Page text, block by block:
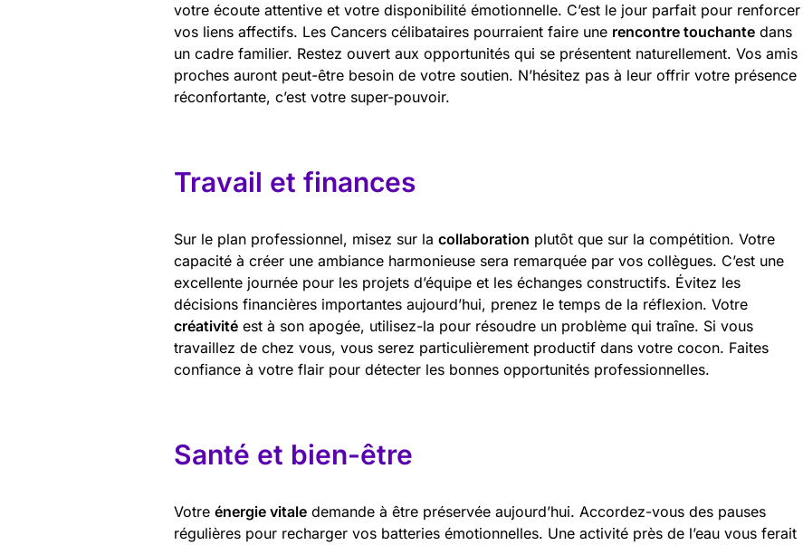
votre écoute attentive et votre disponibilité émotionnelle. C’est le jour parfait pour renforcer
vos liens affectifs. Les Cancers célibataires pourraient faire une rencontre touchante dans
un cadre familier. Restez ouvert aux opportunités qui se présentent naturellement. Vos amis
proches auront peut-être besoin de votre soutien. N’hésitez pas à leur offrir votre présence
réconfortante, c’est votre super-pouvoir.
Travail et finances
Sur le plan professionnel, misez sur la collaboration plutôt que sur la compétition. Votre
capacité à créer une ambiance harmonieuse sera remarquée par vos collègues. C’est une
excellente journée pour les projets d’équipe et les échanges constructifs. Évitez les
décisions financières importantes aujourd’hui, prenez le temps de la réflexion. Votre
créativité est à son apogée, utilisez-la pour résoudre un problème qui traîne. Si vous
travaillez de chez vous, vous serez particulièrement productif dans votre cocon. Faites
confiance à votre flair pour détecter les bonnes opportunités professionnelles.
Santé et bien-être
Votre énergie vitale demande à être préservée aujourd’hui. Accordez-vous des pauses
régulières pour recharger vos batteries émotionnelles. Une activité près de l’eau vous ferait